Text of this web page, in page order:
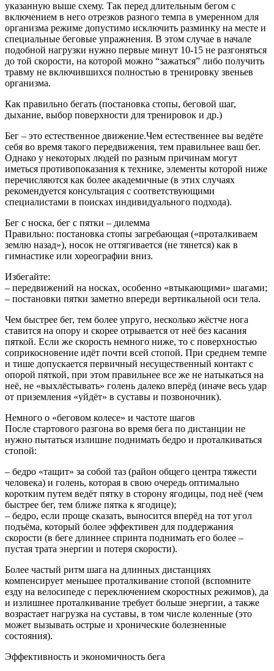
указанную выше схему. Так перед длительным бегом с
включением в него отрезков разного темпа в умеренном для
организма режиме допустимо исключить разминку на месте и
специальные беговые упражнения. В этом случае в начале
подобной нагрузки нужно первые минут 10-15 не разгоняться
до той скорости, на которой можно “зажаться” либо получить
травму не включившихся полностью в тренировку звеньев
организма.
Как правильно бегать (постановка стопы, беговой шаг,
дыхание, выбор поверхности для тренировок и др.)
Бег – это естественное движение.Чем естественнее вы ведёте
себя во время такого передвижения, тем правильнее ваш бег.
Однако у некоторых людей по разным причинам могут
иметься противопоказания к технике, элементы которой ниже
перечисляются как более академичные (в этих случаях
рекомендуется консультация с соответствующими
специалистами в поисках индивидуального подхода).
Бег с носка, бег с пятки – дилемма
Правильно: постановка стопы загребающая («проталкиваем
землю назад»), носок не оттягивается (не тянется) как в
гимнастике или хореографии вниз.
Избегайте:
– передвижений на носках, особенно «втыкающими» шагами;
– постановки пятки заметно впереди вертикальной оси тела.
Чем быстрее бег, тем более упруго, несколько жёстче нога
ставится на опору и скорее отрывается от неё без касания
пяткой. Если же скорость немного ниже, то с поверхностью
соприкосновение идёт почти всей стопой. При среднем темпе
и тише допускается первичный несущественный контакт с
опорой пяткой, при этом правильнее все же не натыкаться на
неё, не «выхлёстывать» голень далеко вперёд (иначе весь удар
от приземления «уйдёт» в суставы и позвоночник).
Немного о «беговом колесе» и частоте шагов
После стартового разгона во время бега по дистанции не
нужно пытаться излишне поднимать бедро и проталкиваться
стопой:
– бедро «тащит» за собой таз (район общего центра тяжести
человека) и голень, которая в свою очередь оптимально
коротким путем ведёт пятку в сторону ягодицы, под неё (чем
быстрее бег, тем ближе пятка к ягодице);
– бедро, если проще сказать, выносится вперёд на тот угол
подъёма, который более эффективен для поддержания
скорости (в беге длиннее спринта поднимать его более –
пустая трата энергии и потеря скорости).
Более частый ритм шага на длинных дистанциях
компенсирует меньшее проталкивание стопой (вспомните
езду на велосипеде с переключением скоростных режимов), да
и излишнее проталкивание требует больше энергии, а также
возрастает нагрузка на суставы, в том числе коленные (это
может вызывать острые и хронические болезненные
состояния).
Эффективность и экономичность бега